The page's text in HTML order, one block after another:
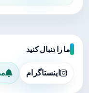
ما را دنبال کنید
اینستاگرام